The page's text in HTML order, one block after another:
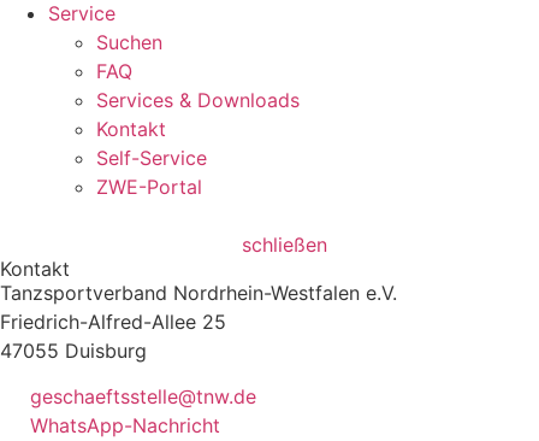
Service
Suchen
FAQ
Services & Downloads
Kontakt
Self-Service
ZWE-Portal
schließen
Kontakt
Tanzsportverband Nordrhein-Westfalen e.V.
Friedrich-Alfred-Allee 25
47055 Duisburg
geschaeftsstelle@tnw.de
WhatsApp-Nachricht